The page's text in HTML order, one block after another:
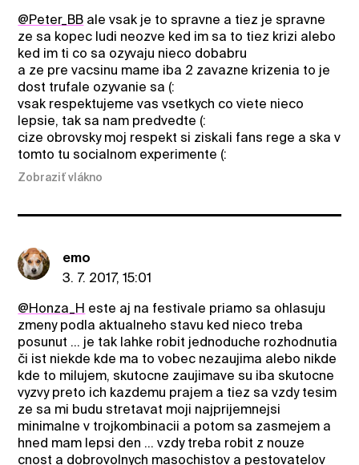
@Peter_BB ale vsak je to spravne a tiez je spravne
ze sa kopec ludi neozve ked im sa to tiez krizi alebo
ked im ti co sa ozyvaju nieco dobabru
a ze pre vacsinu mame iba 2 zavazne krizenia to je
dost trufale ozyvanie sa (:
vsak respektujeme vas vsetkych co viete nieco
lepsie, tak sa nam predvedte (:
cize obrovsky moj respekt si ziskali fans rege a ska v
tomto tu socialnom experimente (:
Zobraziť vlákno
emo
3. 7. 2017, 15:01
@Honza_H este aj na festivale priamo sa ohlasuju
zmeny podla aktualneho stavu ked nieco treba
posunut ... je tak lahke robit jednoduche rozhodnutia
či ist niekde kde ma to vobec nezaujima alebo nikde
kde to milujem, skutocne zaujimave su iba skutocne
vyzvy preto ich kazdemu prajem a tiez sa vzdy tesim
ze sa mi budu stretavat moji najprijemnejsi
minimalne v trojkombinacii a potom sa zasmejem a
hned mam lepsi den ... vzdy treba robit z nouze
cnost a dobrovolnych masochistov a pestovatelov